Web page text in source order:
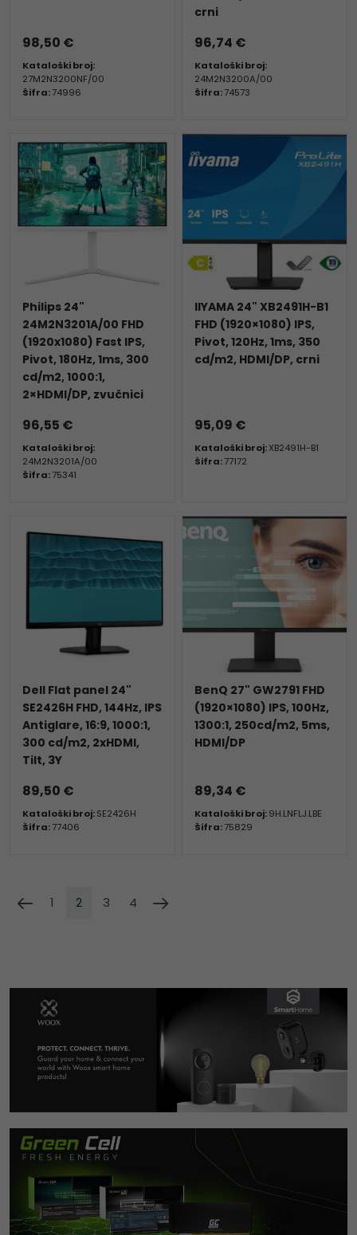
98,50 €
Kataloški broj:
27M2N3200NF/00
Šifra:74996
crni
96,74 €
Kataloški broj:
24M2N3200A/00
Šifra:74573
Philips 24"
24M2N3201A/00 FHD
(1920x1080) Fast IPS,
Pivot, 180Hz, 1ms, 300
cd/m2, 1000:1,
2×HDMI/DP, zvučnici
96,55 €
Kataloški broj:
24M2N3201A/00
Šifra:75341
IIYAMA 24" XB2491H-B1
FHD (1920×1080) IPS,
Pivot, 120Hz, 1ms, 350
cd/m2, HDMI/DP, crni
95,09 €
Kataloški broj:XB2491H-B1
Šifra:77172
Dell Flat panel 24"
SE2426H FHD, 144Hz, IPS
Antiglare, 16:9, 1000:1,
300 cd/m2, 2xHDMI,
Tilt, 3Y
89,50 €
Kataloški broj:SE2426H
Šifra:77406
BenQ 27" GW2791 FHD
(1920×1080) IPS, 100Hz,
1300:1, 250cd/m2, 5ms,
HDMI/DP
89,34 €
Kataloški broj:9H.LNFLJ.LBE
Šifra:75829
1 2 3 4